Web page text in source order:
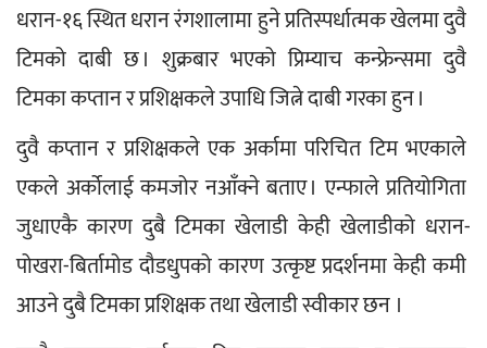
धरान-१६ स्थित धरान रंगशालामा हुने प्रतिस्पर्धात्मक खेलमा दुवै
टिमको दाबी छ । शुक्रबार भएको प्रिम्याच कन्फ्रेन्समा दुवै
टिमका कप्तान र प्रशिक्षकले उपाधि जित्ने दाबी गरका हुन ।
दुवै कप्तान र प्रशिक्षकले एक अर्कामा परिचित टिम भएकाले
एकले अर्कोलाई कमजोर नआँक्ने बताए । एन्फाले प्रतियोगिता
जुधाएकै कारण दुबै टिमका खेलाडी केही खेलाडीको धरान-
पोखरा-बिर्तामोड दौडधुपको कारण उत्कृष्ट प्रदर्शनमा केही कमी
आउने दुबै टिमका प्रशिक्षक तथा खेलाडी स्वीकार छन ।